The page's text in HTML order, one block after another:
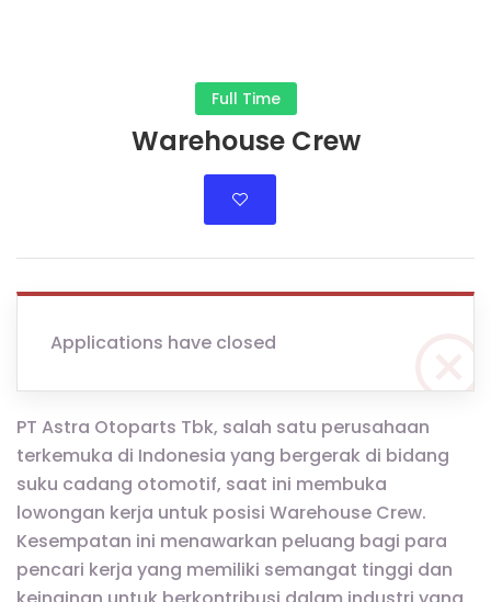
Full Time
Warehouse Crew
Applications have closed
PT Astra Otoparts Tbk, salah satu perusahaan
terkemuka di Indonesia yang bergerak di bidang
suku cadang otomotif, saat ini membuka
lowongan kerja untuk posisi Warehouse Crew.
Kesempatan ini menawarkan peluang bagi para
pencari kerja yang memiliki semangat tinggi dan